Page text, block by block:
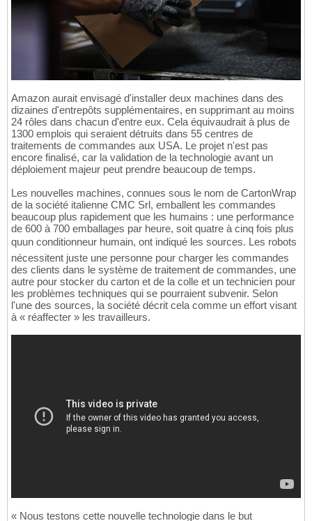
Amazon aurait envisagé d'installer deux machines dans des
dizaines d'entrepôts supplémentaires, en supprimant au moins
24 rôles dans chacun d'entre eux. Cela équivaudrait à plus de
1300 emplois qui seraient détruits dans 55 centres de
traitements de commandes aux USA. Le projet n'est pas
encore finalisé, car la validation de la technologie avant un
déploiement majeur peut prendre beaucoup de temps.
Les nouvelles machines, connues sous le nom de CartonWrap
de la société italienne CMC Srl, emballent les commandes
beaucoup plus rapidement que les humains : une performance
de 600 à 700 emballages par heure, soit quatre à cinq fois plus
quun conditionneur humain, ont indiqué les sources. Les robots
nécessitent juste une personne pour charger les commandes
des clients dans le système de traitement de commandes, une
autre pour stocker du carton et de la colle et un technicien pour
les problèmes techniques qui se pourraient subvenir. Selon
l'une des sources, la société décrit cela comme un effort visant
à « réaffecter » les travailleurs.
« Nous testons cette nouvelle technologie dans le but